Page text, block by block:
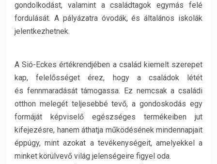
gondolkodást, valamint a családtagok egymás felé
fordulását. A pályázatra óvodák, és általános iskolák
jelentkezhetnek.
A Sió-Eckes értékrendjében a család kiemelt szerepet
kap, felelősséget érez, hogy a családok létét
és fennmaradását támogassa. Ez nemcsak a családi
otthon melegét teljesebbé tevő, a gondoskodás egy
formáját képviselő egészséges termékeiben jut
kifejezésre, hanem áthatja működésének mindennapjait
éppúgy, mint azokat a tevékenységeit, amelyekkel a
minket körülvevő világ jelenségeire figyel oda.